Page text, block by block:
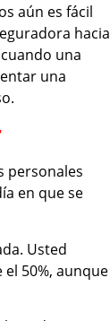
aún es fácil
hacia
una
una
personales
en que se
Usted
50%, aunque